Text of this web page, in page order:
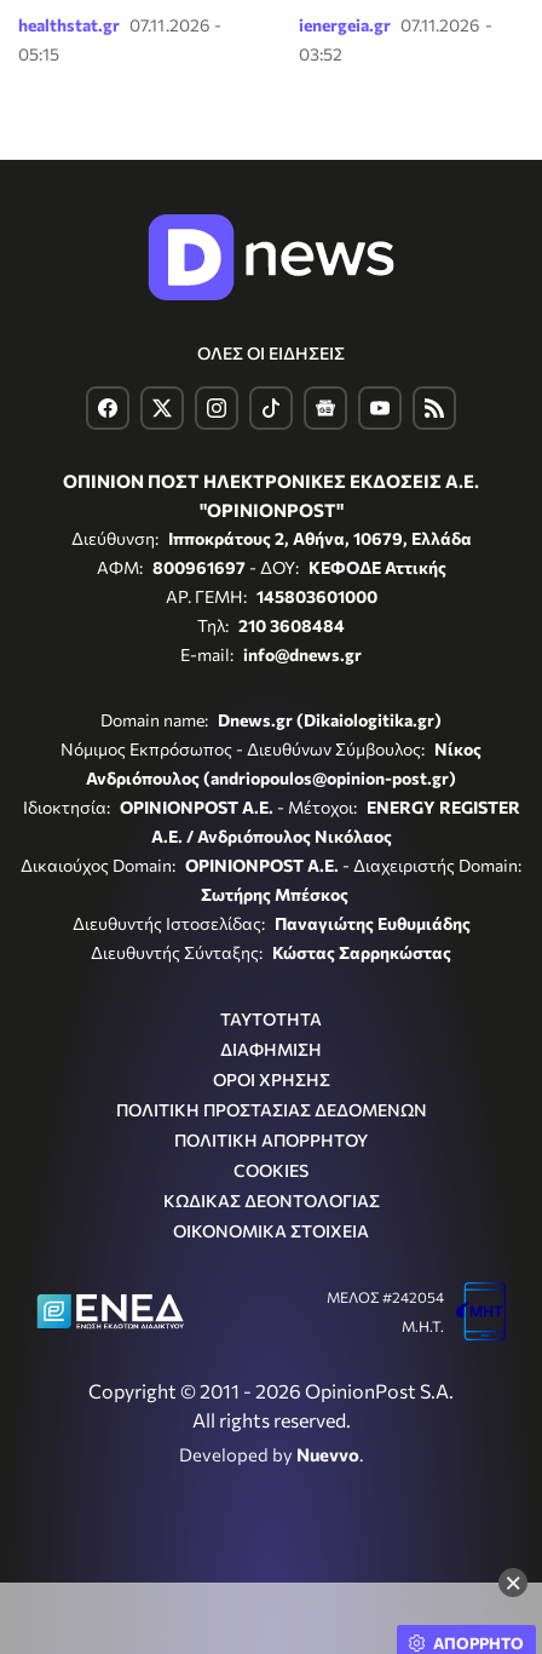
×
healthstat.gr 07.11.2026 -
05:15
ienergeia.gr 07.11.2026 -
03:52
ΟΛΕΣ ΟΙ ΕΙΔΗΣΕΙΣ
ΟΠΙΝΙΟΝ ΠΟΣΤ ΗΛΕΚΤΡΟΝΙΚΕΣ ΕΚΔΟΣΕΙΣ Α.Ε.
"OPINIONPOST"
Διεύθυνση: Ιπποκράτους 2, Αθήνα, 10679, Ελλάδα
ΑΦΜ: 800961697- ΔΟΥ: ΚΕΦΟΔΕ Αττικής
ΑΡ. ΓΕΜΗ: 145803601000
Τηλ: 210 3608484
E-mail: info@dnews.gr
Domain name: Dnews.gr (Dikaiologitika.gr)
Νόμιμος Εκπρόσωπος - Διευθύνων Σύμβουλος: Νίκος
Ανδριόπουλος (andriopoulos@opinion-post.gr)
Ιδιοκτησία: OPINIONPOST A.E. - Μέτοχοι: ENERGY REGISTER
Α.Ε. / Ανδριόπουλος Νικόλαος
Δικαιούχος Domain: OPINIONPOST A.E. - Διαχειριστής Domain:
Σωτήρης Μπέσκος
Διευθυντής Ιστοσελίδας: Παναγιώτης Ευθυμιάδης
Διευθυντής Σύνταξης: Κώστας Σαρρηκώστας
ΤΑΥΤΟΤΗΤΑ
ΔΙΑΦΗΜΙΣΗ
ΟΡΟΙ ΧΡΗΣΗΣ
ΠΟΛΙΤΙΚΗ ΠΡΟΣΤΑΣΙΑΣ ΔΕΔΟΜΕΝΩΝ
ΠΟΛΙΤΙΚΗ ΑΠΟΡΡΗΤΟΥ
COOKIES
ΚΩΔΙΚΑΣ ΔΕΟΝΤΟΛΟΓΙΑΣ
ΟΙΚΟΝΟΜΙΚΑ ΣΤΟΙΧΕΙΑ
Copyright © 2011 - 2026 OpinionPost S.A.
All rights reserved.
Developed by Nuevvo.
ΜΕΛΟΣ #242054
Μ.Η.Τ.
ΑΠΟΡΡΗΤΟ